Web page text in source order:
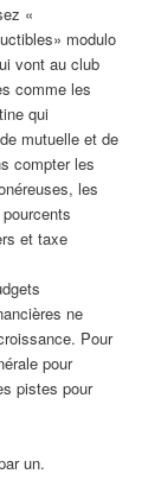
«
modulo
vont au club
comme les
qui
mutuelle et de
compter les
les
et taxe
ne
Pour
pour
pistes pour
un.